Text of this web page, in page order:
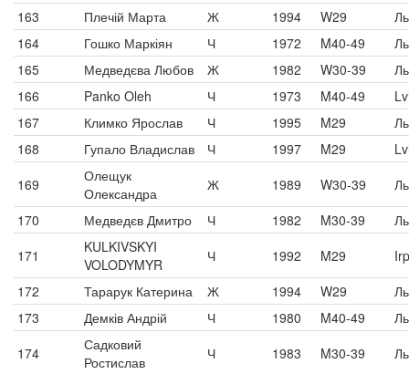
163
Плечій Марта Ж 1994 W29
164
Гошко Маркіян Ч 1972 M40-49
165
Медведєва Любов Ж 1982 W30-39
166
Panko Oleh Ч 1973 M40-49
167
Климко Ярослав Ч 1995 M29
168
Гупало Владислав Ч 1997 M29
169
Олещук
Олександра
Ж 1989 W30-39
170
Медведєв Дмитро Ч 1982 M30-39
171
KULKIVSKYI
VOLODYMYR
Ч 1992 M29
172
Тарарук Катерина Ж 1994 W29
173
Демків Андрій Ч 1980 M40-49
174
Садковий
Ростислав
Ч 1983 M30-39